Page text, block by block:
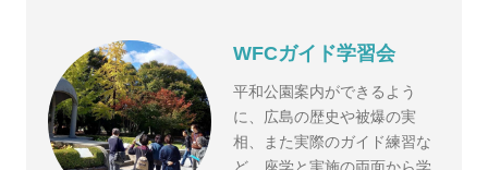
WFCガイド学習会
平和公園案内ができるよう
に、広島の歴史や被爆の実
相、また実際のガイド練習な